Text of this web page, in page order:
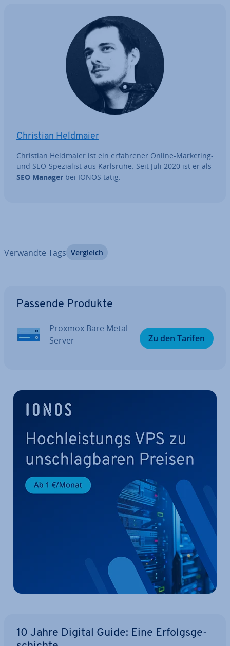
Christian Heldmaier
Christian Heldmaier ist ein er­fah­re­ner Online-Marketing-
und SEO-Spe­zia­list aus Karlsruhe. Seit Juli 2020 ist er als
SEO Manager bei IONOS tätig.
Verwandte Tags Vergleich
Passende Produkte
Proxmox Bare Metal
Server
Zu den Tarifen
10 Jahre Digital Guide: Eine Er­folgs­ge­